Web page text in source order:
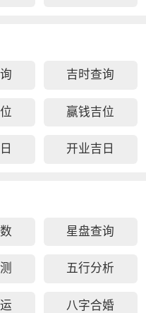
吉时查询
赢钱吉位
开业吉日
星盘查询
五行分析
八字合婚